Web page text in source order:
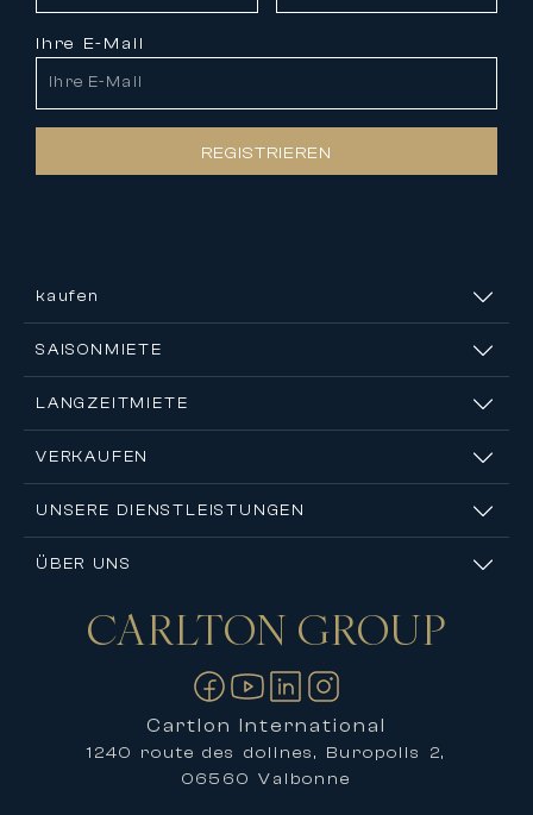
Ihre E-Mail
REGISTRIEREN
kaufen
SAISONMIETE
LANGZEITMIETE
VERKAUFEN
UNSERE DIENSTLEISTUNGEN
ÜBER UNS
KontaktCARLTON GROUP
Cartlon International
1240 route des dolines, Buropolis 2,
06560 Valbonne